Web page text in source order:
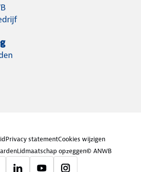
Privacy statementCookies wijzigen
Lidmaatschap opzeggen© ANWB